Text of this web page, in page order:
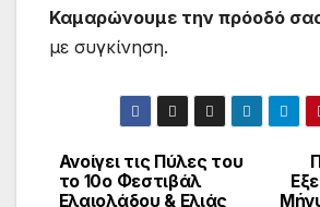
Καμαρώνουμε την πρόοδό
με συγκίνηση.
Ανοίγει τις Πύλες του
το 10ο Φεστιβάλ
Ελαιολάδου & Ελιάς